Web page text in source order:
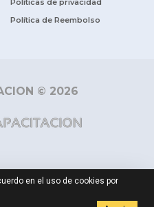
Políticas de privacidad
Política de Reembolso
© 2026
en el uso de cookies por